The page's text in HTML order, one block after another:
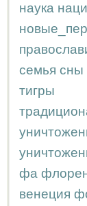
наука
семья сны
тигры
фа
венеция